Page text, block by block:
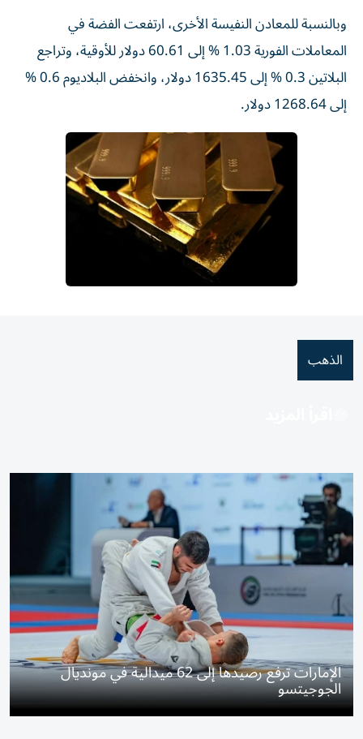
وبالنسبة للمعادن النفيسة الأخرى، ارتفعت الفضة في
المعاملات الفورية 1.03 % إلى 60.61 دولار للأوقية، وتراجع
البلاتين 0.3 % إلى 1635.45 دولار، وانخفض ⁠البلاديوم 0.6 %
إلى 1268.64 دولار.
الذهب
الإمارات ترفع رصيدها إلى 62 ميدالية في مونديال
الجوجيتسو